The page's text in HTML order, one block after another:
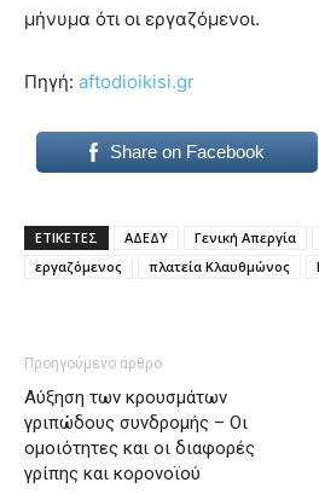
μήνυμα ότι οι εργαζόμενοι.
Πηγή: aftodioikisi.gr
Share on Facebook
ΕΤΙΚΕΤΕΣ ΑΔΕΔΥ Γενική Απεργία
εργαζόμενος
πλατεία Κλαυθμώνος
Προηγούμενο άρθρο
Αύξηση των κρουσμάτων
γριπώδους συνδρομής – Οι
ομοιότητες και οι διαφορές
γρίπης και κορονοϊού